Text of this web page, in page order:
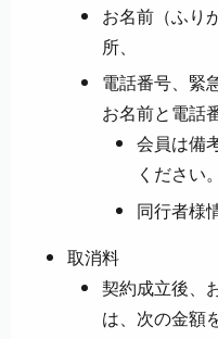
お名前（ふり
所、
電話番号、緊
お名前と電話
会員は備
ください。
同行者様
取消料
契約成立後、
は、次の金額